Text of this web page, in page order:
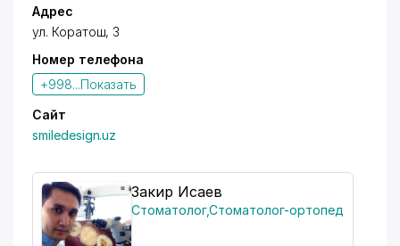
Адрес
ул. Коратош, 3
Номер телефона
+998...Показать
Сайт
smiledesign.uz
Закир Исаев
Стоматолог,Стоматолог-ортопед